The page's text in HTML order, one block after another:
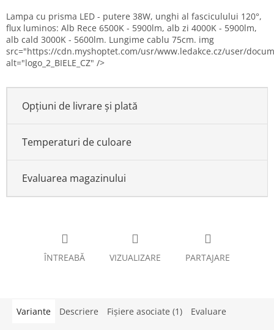
preţ:
Lampa cu prisma LED - putere 38W, unghi al fasciculului 120°,
flux luminos: Alb Rece 6500K - 5900lm, alb zi 4000K - 5900lm,
alb cald 3000K - 5600lm. Lungime cablu 75cm. img
src="https://cdn.myshoptet.com/usr/www.ledakce.cz/user/
alt="logo_2_BIELE_CZ" />
Opțiuni de livrare și plată
Temperaturi de culoare
Evaluarea magazinului
ÎNTREABĂ VIZUALIZARE PARTAJARE
Variante Descriere Fişiere asociate (1) Evaluare